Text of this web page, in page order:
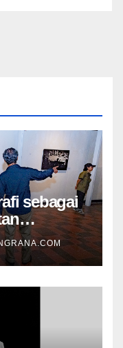
sebagai